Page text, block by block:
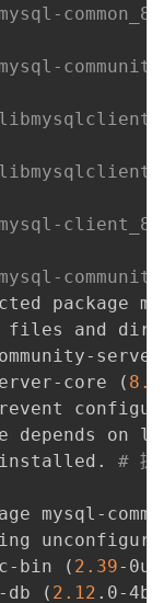
files and
core
( 8.0
depends on
# 提
mysql-
bin ( 2.39-
db ( 2.12 .0-